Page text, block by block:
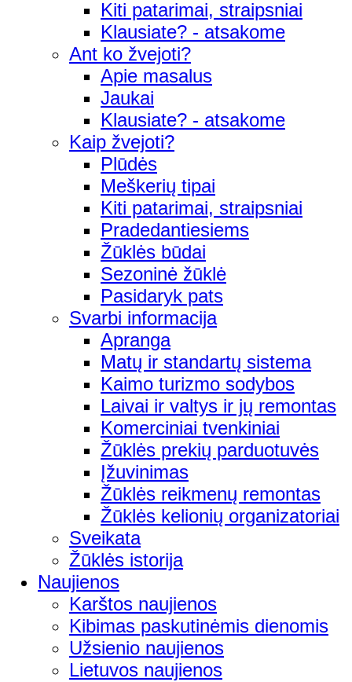
Kiti patarimai, straipsniai
Klausiate? - atsakome
Ant ko žvejoti?
Apie masalus
Jaukai
Klausiate? - atsakome
Kaip žvejoti?
Plūdės
Meškerių tipai
Kiti patarimai, straipsniai
Pradedantiesiems
Žūklės būdai
Sezoninė žūklė
Pasidaryk pats
Svarbi informacija
Apranga
Matų ir standartų sistema
Kaimo turizmo sodybos
Laivai ir valtys ir jų remontas
Komerciniai tvenkiniai
Žūklės prekių parduotuvės
Įžuvinimas
Žūklės reikmenų remontas
Žūklės kelionių organizatoriai
Sveikata
Žūklės istorija
Naujienos
Karštos naujienos
Kibimas paskutinėmis dienomis
Užsienio naujienos
Lietuvos naujienos